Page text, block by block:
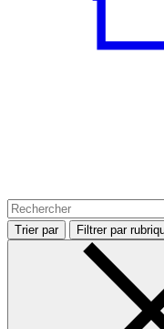
Trier par Filtrer par